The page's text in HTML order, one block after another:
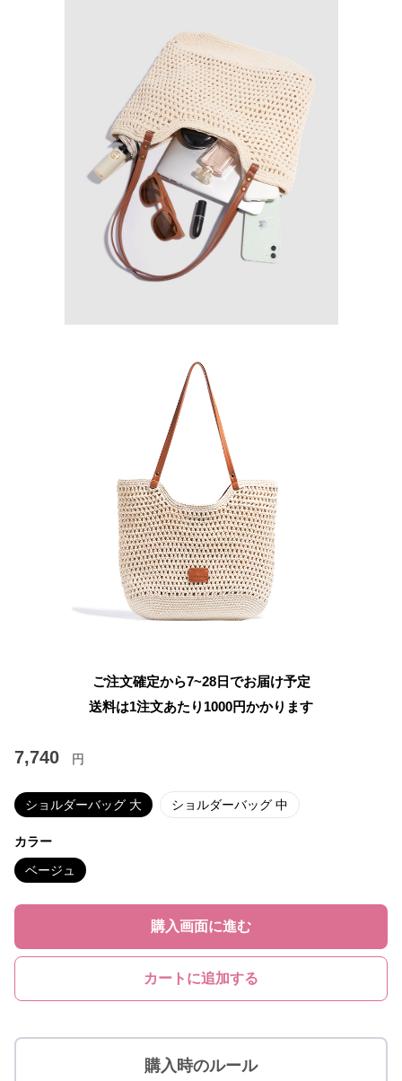
ご注文確定から7~28日でお届け予定
送料は1注文あたり 1000円かかります
7,740 円
ショルダーバッグ 大 ショルダーバッグ 中
カラー
ベージュ
購入画面に進む
カートに追加する
購入時のルール